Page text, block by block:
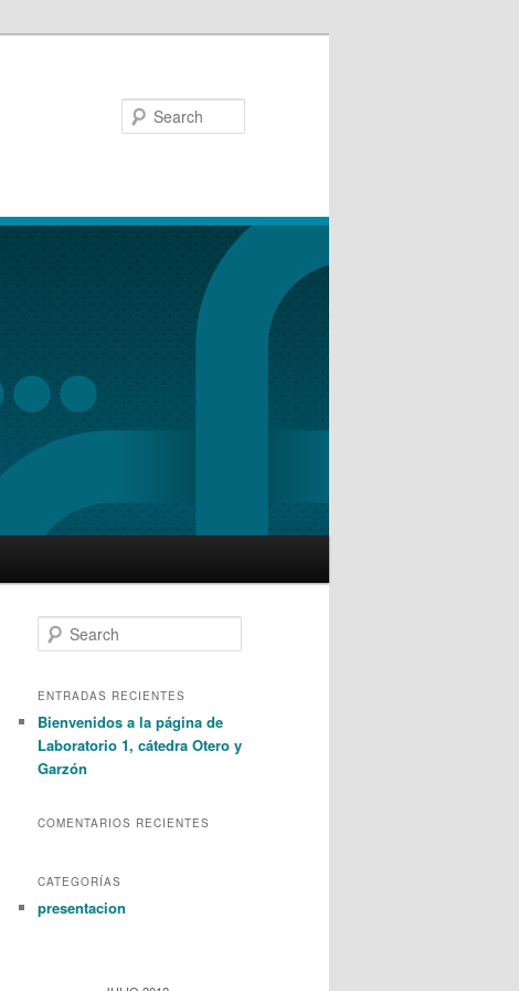
e
r
h
ENTRADAS RECIENTES
Bienvenidos a la página de
Laboratorio 1, cátedra Otero y
Garzón
COMENTARIOS RECIENTES
CATEGORÍAS
presentacion